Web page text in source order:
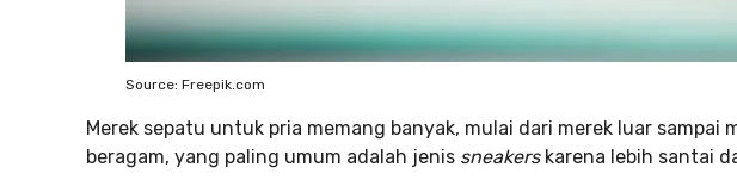
Source: Freepik.com
Merek sepatu untuk pria memang banyak, mulai dari merek luar sampai
beragam, yang paling umum adalah jenis sneakers karena lebih santai